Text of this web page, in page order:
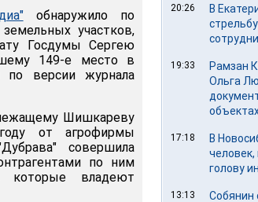
обнаружило по
участков,
Госдумы Сергею
149-е место в
по версии журнала
Шишкареву
от агрофирмы
совершила
по ним
владеют
20:26
В
19:33
Рамзан
Ольга
17:18
В
голову
13:13
Собянин